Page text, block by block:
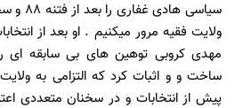
سیاسی
ولایت فقیه مرور میکنیم . او بعد از
مهدی کروبی توهین های بی سابقه ای
ساخت و و اثبات کرد که التزامی به
پیش از انتخابات و در سخنان متعددی